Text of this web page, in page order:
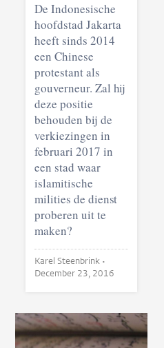
De Indonesische
hoofdstad Jakarta
heeft sinds 2014
een Chinese
protestant als
gouverneur. Zal hij
deze positie
behouden bij de
verkiezingen in
februari 2017 in
een stad waar
islamitische
milities de dienst
proberen uit te
maken?
Karel Steenbrink •
December 23, 2016